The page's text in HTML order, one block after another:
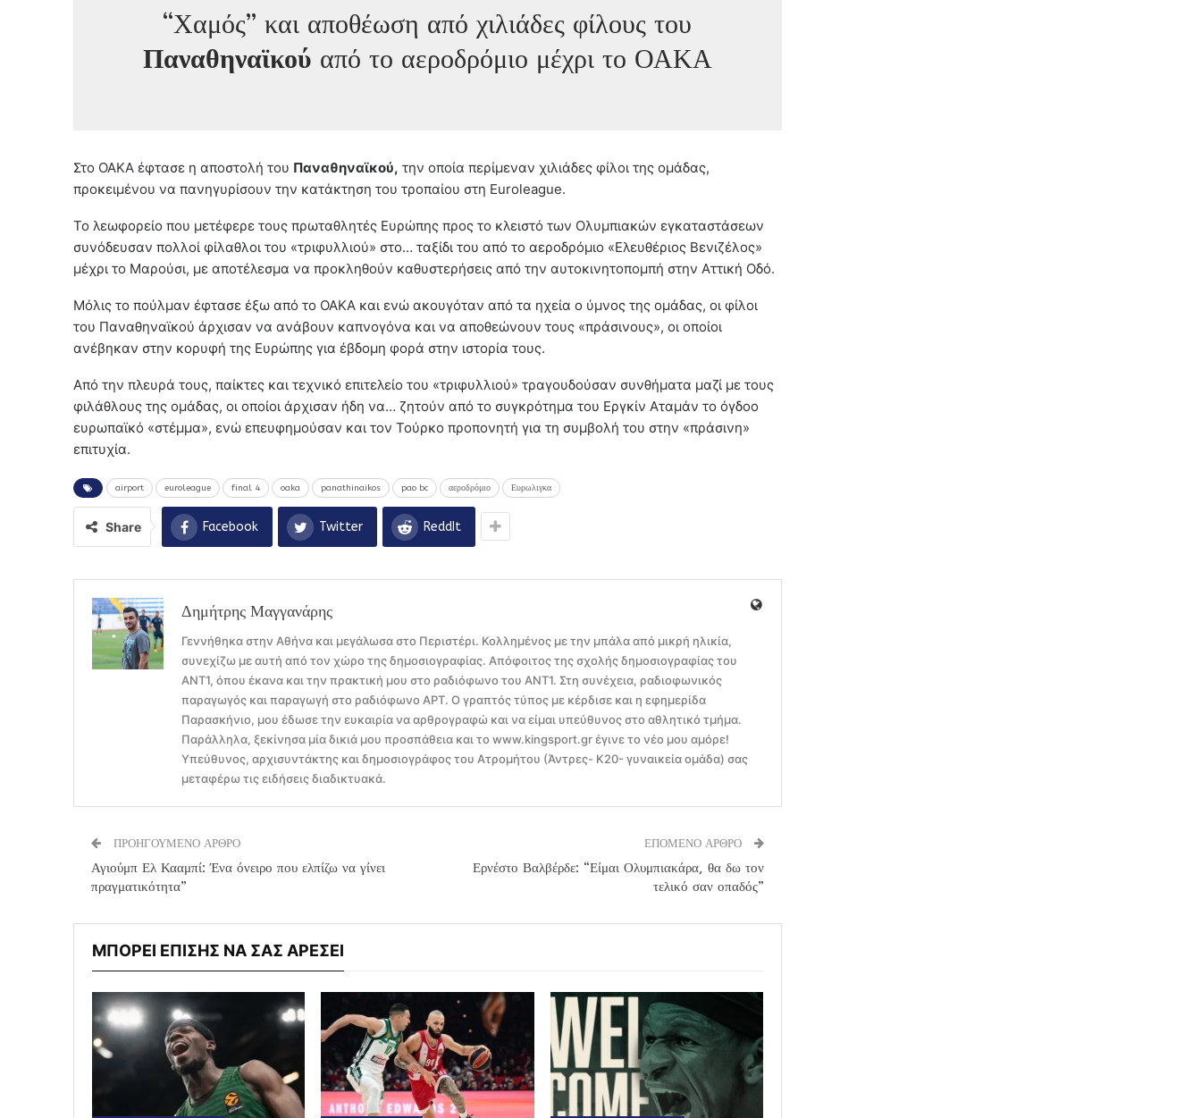
“Χαμός” και αποθέωση από χιλιάδες φίλους του
Παναθηναϊκού από το αεροδρόμιο μέχρι το ΟΑΚΑ
Στο ΟΑΚΑ έφτασε η αποστολή του Παναθηναϊκού, την οποία περίμεναν χιλιάδες φίλοι της ομάδας,
προκειμένου να πανηγυρίσουν την κατάκτηση του τροπαίου στη Euroleague.
Το λεωφορείο που μετέφερε τους πρωταθλητές Ευρώπης προς το κλειστό των Ολυμπιακών εγκαταστάσεων
συνόδευσαν πολλοί φίλαθλοι του «τριφυλλιού» στο… ταξίδι του από το αεροδρόμιο «Ελευθέριος Βενιζέλος»
μέχρι το Μαρούσι, με αποτέλεσμα να προκληθούν καθυστερήσεις από την αυτοκινητοπομπή στην Αττική Οδό.
Μόλις το πούλμαν έφτασε έξω από το ΟΑΚΑ και ενώ ακουγόταν από τα ηχεία ο ύμνος της ομάδας, οι φίλοι
του Παναθηναϊκού άρχισαν να ανάβουν καπνογόνα και να αποθεώνουν τους «πράσινους», οι οποίοι
ανέβηκαν στην κορυφή της Ευρώπης για έβδομη φορά στην ιστορία τους.
Από την πλευρά τους, παίκτες και τεχνικό επιτελείο του «τριφυλλιού» τραγουδούσαν συνθήματα μαζί με τους
φιλάθλους της ομάδας, οι οποίοι άρχισαν ήδη να… ζητούν από το συγκρότημα του Εργκίν Αταμάν το όγδοο
ευρωπαϊκό «στέμμα», ενώ επευφημούσαν και τον Τούρκο προπονητή για τη συμβολή του στην «πράσινη»
επιτυχία.
airport euroleague final 4 oaka panathinaikos pao bc αεροδρόμιο Ευρωλιγκα
Share Facebook Twitter ReddIt
Δημήτρης Μαγγανάρης
Γεννήθηκα στην Αθήνα και μεγάλωσα στο Περιστέρι. Κολλημένος με την μπάλα από μικρή ηλικία,
συνεχίζω με αυτή από τον χώρο της δημοσιογραφίας. Απόφοιτος της σχολής δημοσιογραφίας του
ΑΝΤ1, όπου έκανα και την πρακτική μου στο ραδιόφωνο του ΑΝΤ1. Στη συνέχεια, ραδιοφωνικός
παραγωγός και παραγωγή στο ραδιόφωνο ΑΡΤ. Ο γραπτός τύπος με κέρδισε και η εφημερίδα
Παρασκήνιο, μου έδωσε την ευκαιρία να αρθρογραφώ και να είμαι υπεύθυνος στο αθλητικό τμήμα.
Παράλληλα, ξεκίνησα μία δικιά μου προσπάθεια και το www.kingsport.gr έγινε το νέο μου αμόρε!
Υπεύθυνος, αρχισυντάκτης και δημοσιογράφος του Ατρομήτου (Άντρες- Κ20- γυναικεία ομάδα) σας
μεταφέρω τις ειδήσεις διαδικτυακά.
ΠΡΟΗΓΟΥΜΕΝΟ ΑΡΘΡΟ
Αγιούμπ Ελ Κααμπί: Ένα όνειρο που ελπίζω να γίνει
πραγματικότητα”
ΕΠΟΜΕΝΟ ΑΡΘΡΟ
Ερνέστο Βαλβέρδε: “Είμαι Ολυμπιακάρα, θα δω τον
τελικό σαν οπαδός”
ΜΠΟΡΕΙ ΕΠΙΣΗΣ ΝΑ ΣΑΣ ΑΡΕΣΕΙ